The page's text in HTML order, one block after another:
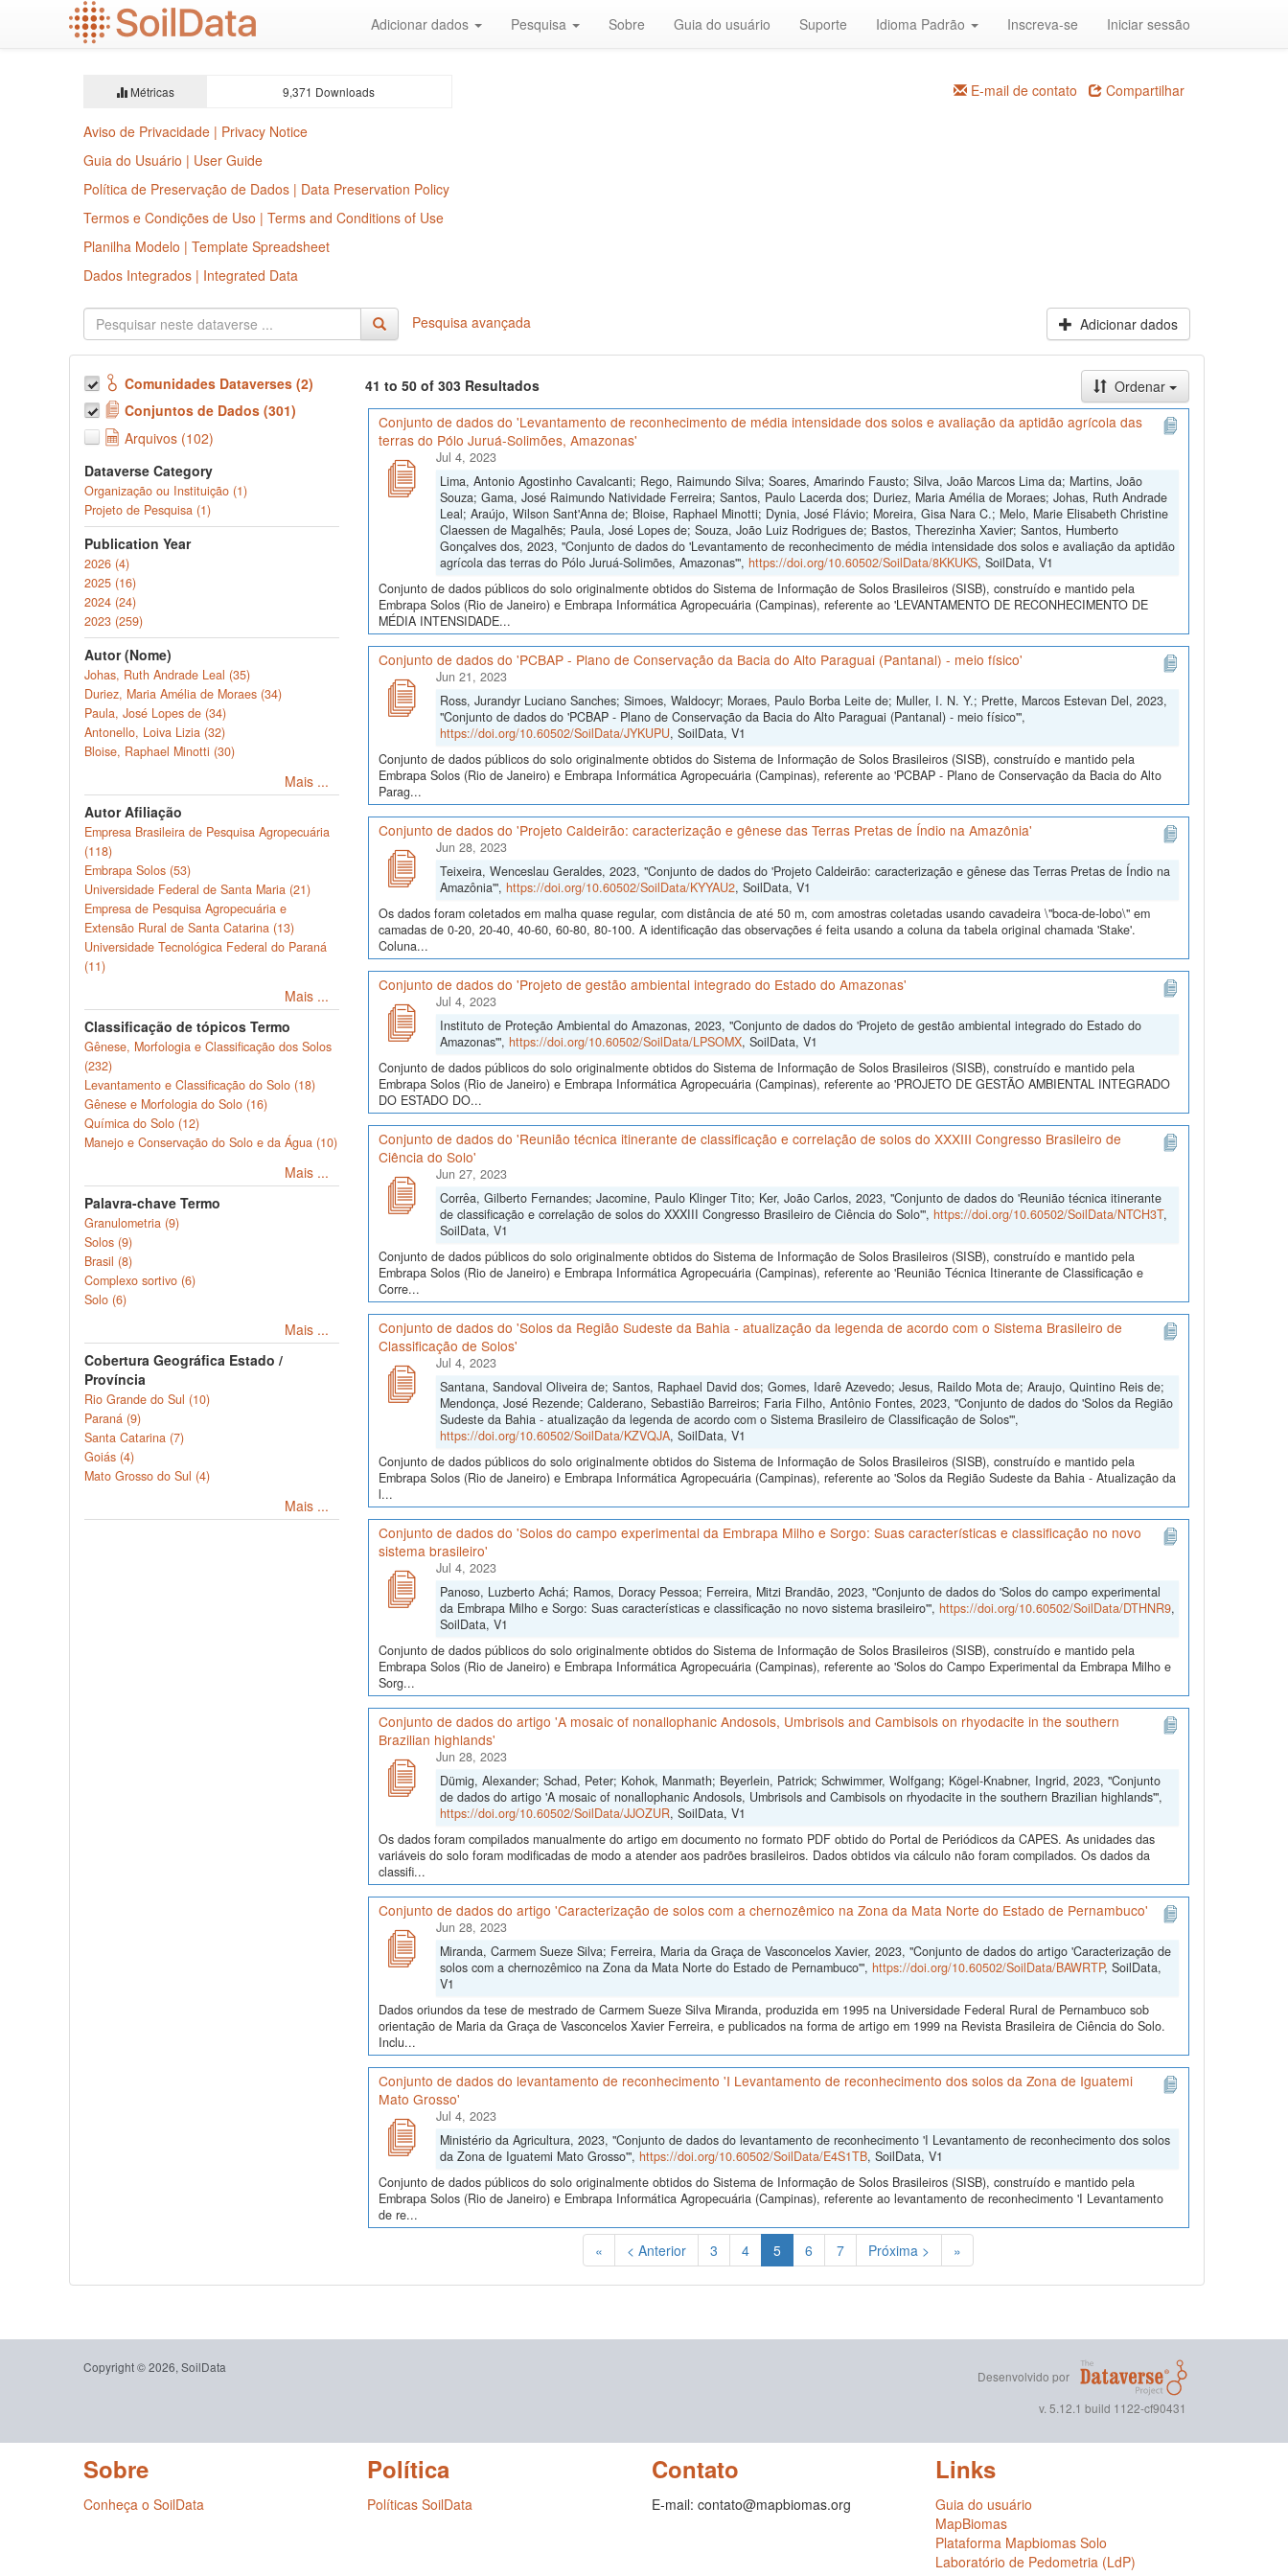
Adicionar dados Pesquisa Sobre Guia do usuário Suporte Idioma Padrão Inscreva-se Iniciar sessão
Métricas 9,371 Downloads E-mail de contato Compartilhar
Aviso de Privacidade | Privacy Notice
Guia do Usuário | User Guide
Política de Preservação de Dados | Data Preservation Policy
Termos e Condições de Uso | Terms and Conditions of Use
Planilha Modelo | Template Spreadsheet
Dados Integrados | Integrated Data
Pesquisa avançada Adicionar dados
Comunidades Dataverses (2)
Conjuntos de Dados (301)
Arquivos (102)
Dataverse Category
Organização ou Instituição (1)
Projeto de Pesquisa (1)
Publication Year
2026 (4)
2025 (16)
2024 (24)
2023 (259)
Autor (Nome)
Johas, Ruth Andrade Leal (35)
Duriez, Maria Amélia de Moraes (34)
Paula, José Lopes de (34)
Antonello, Loiva Lizia (32)
Bloise, Raphael Minotti (30)
Mais ...
Autor Afiliação
Empresa Brasileira de Pesquisa Agropecuária
(118)
Embrapa Solos (53)
Universidade Federal de Santa Maria (21)
Empresa de Pesquisa Agropecuária e
Extensão Rural de Santa Catarina (13)
Universidade Tecnológica Federal do Paraná
(11)
Mais ...
Classificação de tópicos Termo
Gênese, Morfologia e Classificação dos Solos
(232)
Levantamento e Classificação do Solo (18)
Gênese e Morfologia do Solo (16)
Química do Solo (12)
Manejo e Conservação do Solo e da Água (10)
Mais ...
Palavra-chave Termo
Granulometria (9)
Solos (9)
Brasil (8)
Complexo sortivo (6)
Solo (6)
Mais ...
Cobertura Geográfica Estado /
Província
Rio Grande do Sul (10)
Paraná (9)
Santa Catarina (7)
Goiás (4)
Mato Grosso do Sul (4)
Mais ...
41 to 50 of 303 Resultados
Ordenar
Conjunto de dados do 'Levantamento de reconhecimento de média intensidade dos solos e avaliação da aptidão agrícola das
terras do Pólo Juruá-Solimões, Amazonas'
Jul 4, 2023
Lima, Antonio Agostinho Cavalcanti; Rego, Raimundo Silva; Soares, Amarindo Fausto; Silva, João Marcos Lima da; Martins, João
Souza; Gama, José Raimundo Natividade Ferreira; Santos, Paulo Lacerda dos; Duriez, Maria Amélia de Moraes; Johas, Ruth Andrade
Leal; Araújo, Wilson Sant'Anna de; Bloise, Raphael Minotti; Dynia, José Flávio; Moreira, Gisa Nara C.; Melo, Marie Elisabeth Christine
Claessen de Magalhẽs; Paula, José Lopes de; Souza, João Luiz Rodrigues de; Bastos, Therezinha Xavier; Santos, Humberto
Gonçalves dos, 2023, "Conjunto de dados do 'Levantamento de reconhecimento de média intensidade dos solos e avaliação da aptidão
agrícola das terras do Pólo Juruá-Solimões, Amazonas'", https://doi.org/10.60502/SoilData/8KKUKS, SoilData, V1
Conjunto de dados públicos do solo originalmente obtidos do Sistema de Informação de Solos Brasileiros (SISB), construído e mantido pela
Embrapa Solos (Rio de Janeiro) e Embrapa Informática Agropecuária (Campinas), referente ao 'LEVANTAMENTO DE RECONHECIMENTO DE
MÉDIA INTENSIDADE...
Conjunto de dados do 'PCBAP - Plano de Conservação da Bacia do Alto Paraguai (Pantanal) - meio físico'
Jun 21, 2023
Ross, Jurandyr Luciano Sanches; Simoes, Waldocyr; Moraes, Paulo Borba Leite de; Muller, I. N. Y.; Prette, Marcos Estevan Del, 2023,
"Conjunto de dados do 'PCBAP - Plano de Conservação da Bacia do Alto Paraguai (Pantanal) - meio físico'",
https://doi.org/10.60502/SoilData/JYKUPU, SoilData, V1
Conjunto de dados públicos do solo originalmente obtidos do Sistema de Informação de Solos Brasileiros (SISB), construído e mantido pela
Embrapa Solos (Rio de Janeiro) e Embrapa Informática Agropecuária (Campinas), referente ao 'PCBAP - Plano de Conservação da Bacia do Alto
Parag...
Conjunto de dados do 'Projeto Caldeirão: caracterização e gênese das Terras Pretas de Índio na Amazônia'
Jun 28, 2023
Teixeira, Wenceslau Geraldes, 2023, "Conjunto de dados do 'Projeto Caldeirão: caracterização e gênese das Terras Pretas de Índio na
Amazônia'", https://doi.org/10.60502/SoilData/KYYAU2, SoilData, V1
Os dados foram coletados em malha quase regular, com distância de até 50 m, com amostras coletadas usando cavadeira \"boca-de-lobo\" em
camadas de 0-20, 20-40, 40-60, 60-80, 80-100. A identificação das observações é feita usando a coluna da tabela original chamada 'Stake'.
Coluna...
Conjunto de dados do 'Projeto de gestão ambiental integrado do Estado do Amazonas'
Jul 4, 2023
Instituto de Proteção Ambiental do Amazonas, 2023, "Conjunto de dados do 'Projeto de gestão ambiental integrado do Estado do
Amazonas'", https://doi.org/10.60502/SoilData/LPSOMX, SoilData, V1
Conjunto de dados públicos do solo originalmente obtidos do Sistema de Informação de Solos Brasileiros (SISB), construído e mantido pela
Embrapa Solos (Rio de Janeiro) e Embrapa Informática Agropecuária (Campinas), referente ao 'PROJETO DE GESTÃO AMBIENTAL INTEGRADO
DO ESTADO DO...
Conjunto de dados do 'Reunião técnica itinerante de classificação e correlação de solos do XXXIII Congresso Brasileiro de
Ciência do Solo'
Jun 27, 2023
Corrêa, Gilberto Fernandes; Jacomine, Paulo Klinger Tito; Ker, João Carlos, 2023, "Conjunto de dados do 'Reunião técnica itinerante
de classificação e correlação de solos do XXXIII Congresso Brasileiro de Ciência do Solo'", https://doi.org/10.60502/SoilData/NTCH3T,
SoilData, V1
Conjunto de dados públicos do solo originalmente obtidos do Sistema de Informação de Solos Brasileiros (SISB), construído e mantido pela
Embrapa Solos (Rio de Janeiro) e Embrapa Informática Agropecuária (Campinas), referente ao 'Reunião Técnica Itinerante de Classificação e
Corre...
Conjunto de dados do 'Solos da Região Sudeste da Bahia - atualização da legenda de acordo com o Sistema Brasileiro de
Classificação de Solos'
Jul 4, 2023
Santana, Sandoval Oliveira de; Santos, Raphael David dos; Gomes, Idarê Azevedo; Jesus, Raildo Mota de; Araujo, Quintino Reis de;
Mendonça, José Rezende; Calderano, Sebastião Barreiros; Faria Filho, Antônio Fontes, 2023, "Conjunto de dados do 'Solos da Região
Sudeste da Bahia - atualização da legenda de acordo com o Sistema Brasileiro de Classificação de Solos'",
https://doi.org/10.60502/SoilData/KZVQJA, SoilData, V1
Conjunto de dados públicos do solo originalmente obtidos do Sistema de Informação de Solos Brasileiros (SISB), construído e mantido pela
Embrapa Solos (Rio de Janeiro) e Embrapa Informática Agropecuária (Campinas), referente ao 'Solos da Região Sudeste da Bahia - Atualização da
l...
Conjunto de dados do 'Solos do campo experimental da Embrapa Milho e Sorgo: Suas características e classificação no novo
sistema brasileiro'
Jul 4, 2023
Panoso, Luzberto Achá; Ramos, Doracy Pessoa; Ferreira, Mitzi Brandão, 2023, "Conjunto de dados do 'Solos do campo experimental
da Embrapa Milho e Sorgo: Suas características e classificação no novo sistema brasileiro'", https://doi.org/10.60502/SoilData/DTHNR9,
SoilData, V1
Conjunto de dados públicos do solo originalmente obtidos do Sistema de Informação de Solos Brasileiros (SISB), construído e mantido pela
Embrapa Solos (Rio de Janeiro) e Embrapa Informática Agropecuária (Campinas), referente ao 'Solos do Campo Experimental da Embrapa Milho e
Sorg...
Conjunto de dados do artigo 'A mosaic of nonallophanic Andosols, Umbrisols and Cambisols on rhyodacite in the southern
Brazilian highlands'
Jun 28, 2023
Dümig, Alexander; Schad, Peter; Kohok, Manmath; Beyerlein, Patrick; Schwimmer, Wolfgang; Kögel-Knabner, Ingrid, 2023, "Conjunto
de dados do artigo 'A mosaic of nonallophanic Andosols, Umbrisols and Cambisols on rhyodacite in the southern Brazilian highlands'",
https://doi.org/10.60502/SoilData/JJOZUR, SoilData, V1
Os dados foram compilados manualmente do artigo em documento no formato PDF obtido do Portal de Periódicos da CAPES. As unidades das
variáveis do solo foram modificadas de modo a atender aos padrões brasileiros. Dados obtidos via cálculo não foram compilados. Os dados da
classifi...
Conjunto de dados do artigo 'Caracterização de solos com a chernozêmico na Zona da Mata Norte do Estado de Pernambuco'
Jun 28, 2023
Miranda, Carmem Sueze Silva; Ferreira, Maria da Graça de Vasconcelos Xavier, 2023, "Conjunto de dados do artigo 'Caracterização de
solos com a chernozêmico na Zona da Mata Norte do Estado de Pernambuco'", https://doi.org/10.60502/SoilData/BAWRTP, SoilData,
V1
Dados oriundos da tese de mestrado de Carmem Sueze Silva Miranda, produzida em 1995 na Universidade Federal Rural de Pernambuco sob
orientação de Maria da Graça de Vasconcelos Xavier Ferreira, e publicados na forma de artigo em 1999 na Revista Brasileira de Ciência do Solo.
Inclu...
Conjunto de dados do levantamento de reconhecimento 'I Levantamento de reconhecimento dos solos da Zona de Iguatemi
Mato Grosso'
Jul 4, 2023
Ministério da Agricultura, 2023, "Conjunto de dados do levantamento de reconhecimento 'I Levantamento de reconhecimento dos solos
da Zona de Iguatemi Mato Grosso'", https://doi.org/10.60502/SoilData/E4S1TB, SoilData, V1
Conjunto de dados públicos do solo originalmente obtidos do Sistema de Informação de Solos Brasileiros (SISB), construído e mantido pela
Embrapa Solos (Rio de Janeiro) e Embrapa Informática Agropecuária (Campinas), referente ao levantamento de reconhecimento 'I Levantamento
de re...
« < Anterior 3 4 5(Atual)
6 7 Próxima > »
Copyright © 2026, SoilData
Desenvolvido por
v. 5.12.1 build 1122-cf90431
Sobre
Conheça o SoilData
Política
Políticas SoilData
Contato
E-mail: contato@mapbiomas.org
Links
Guia do usuário
MapBiomas
Plataforma Mapbiomas Solo
Laboratório de Pedometria (LdP)